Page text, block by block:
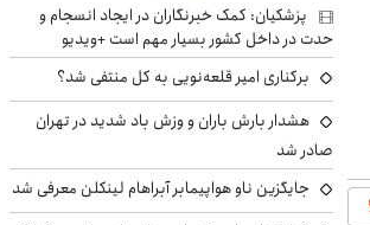
پزشکیان: کمک خبرنگاران در ایجاد انسجام و
حدت در داخل کشور بسیار مهم است +ویدیو
برکناری امیر قلعه‌نویی به کل منتفی شد؟
هشدار بارش باران و وزش باد شدید در تهران
صادر شد
جایگزین ناو هواپیمابر آبراهام لینکلن معرفی شد